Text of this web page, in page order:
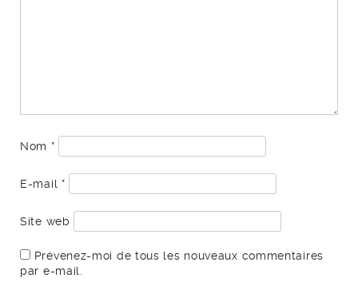
Nom *
E-mail *
Site web
Prévenez-moi de tous les nouveaux commentaires
par e-mail.